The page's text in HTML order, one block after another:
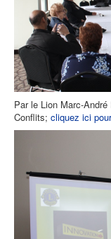
Par le Lion Marc-
Conflits; cliquez ici